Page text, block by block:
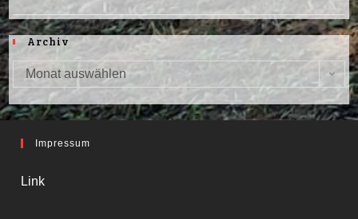
Archiv
Archiv
Monat auswählen
Impressum
Link